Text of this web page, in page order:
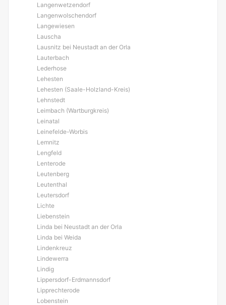
Langenwetzendorf
Langenwolschendorf
Langewiesen
Lauscha
Lausnitz bei Neustadt an der Orla
Lauterbach
Lederhose
Lehesten
Lehesten (Saale-Holzland-Kreis)
Lehnstedt
Leimbach (Wartburgkreis)
Leinatal
Leinefelde-Worbis
Lemnitz
Lengfeld
Lenterode
Leutenberg
Leutenthal
Leutersdorf
Lichte
Liebenstein
Linda bei Neustadt an der Orla
Linda bei Weida
Lindenkreuz
Lindewerra
Lindig
Lippersdorf-Erdmannsdorf
Lipprechterode
Lobenstein